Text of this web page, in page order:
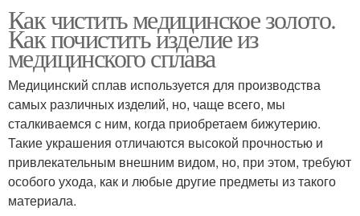
Как чистить медицинское золото.
Как почистить изделие из
медицинского сплава
Медицинский сплав используется для производства
самых различных изделий, но, чаще всего, мы
сталкиваемся с ним, когда приобретаем бижутерию.
Такие украшения отличаются высокой прочностью и
привлекательным внешним видом, но, при этом, требуют
особого ухода, как и любые другие предметы из такого
материала.